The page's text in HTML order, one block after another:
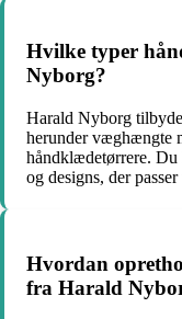
Hvilke typer
Nyborg?
Harald Nyborg
herunder væghængte
håndklædetørrere.
og designs, der
Hvordan
fra Harald